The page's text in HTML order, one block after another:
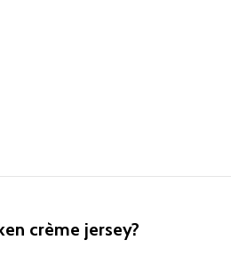
crème jersey?